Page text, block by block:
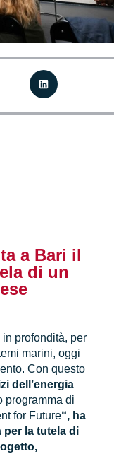
a Bari il
di un
profondità, per
marini, oggi
Con questo
dell’energia
programma di
for Future“, ha
per la tutela di